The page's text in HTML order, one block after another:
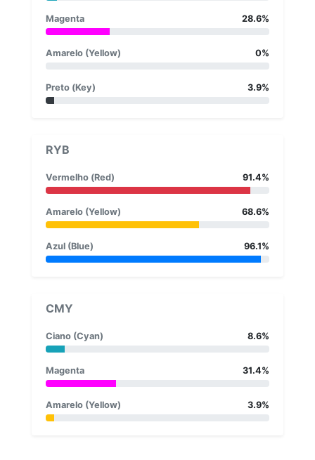
Magenta 28.6%
Amarelo (Yellow) 0%
Preto (Key) 3.9%
RYB
Vermelho (Red) 91.4%
Amarelo (Yellow) 68.6%
Azul (Blue) 96.1%
CMY
Ciano (Cyan) 8.6%
Magenta 31.4%
Amarelo (Yellow) 3.9%